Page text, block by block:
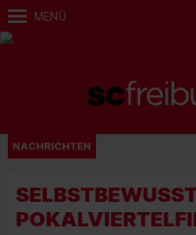
MENÜ
NACHRICHTEN